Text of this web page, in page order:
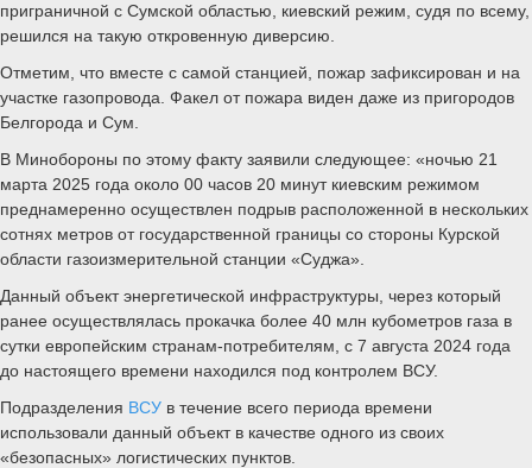
приграничной с Сумской областью, киевский режим, судя по всему,
решился на такую откровенную диверсию.
Отметим, что вместе с самой станцией, пожар зафиксирован и на
участке газопровода. Факел от пожара виден даже из пригородов
Белгорода и Сум.
В Минобороны по этому факту заявили следующее: «ночью 21
марта 2025 года около 00 часов 20 минут киевским режимом
преднамеренно осуществлен подрыв расположенной в нескольких
сотнях метров от государственной границы со стороны Курской
области газоизмерительной станции «Суджа».
Данный объект энергетической инфраструктуры, через который
ранее осуществлялась прокачка более 40 млн кубометров газа в
сутки европейским странам-потребителям, с 7 августа 2024 года
до настоящего времени находился под контролем ВСУ.
Подразделения ВСУ в течение всего периода времени
использовали данный объект в качестве одного из своих
«безопасных» логистических пунктов.